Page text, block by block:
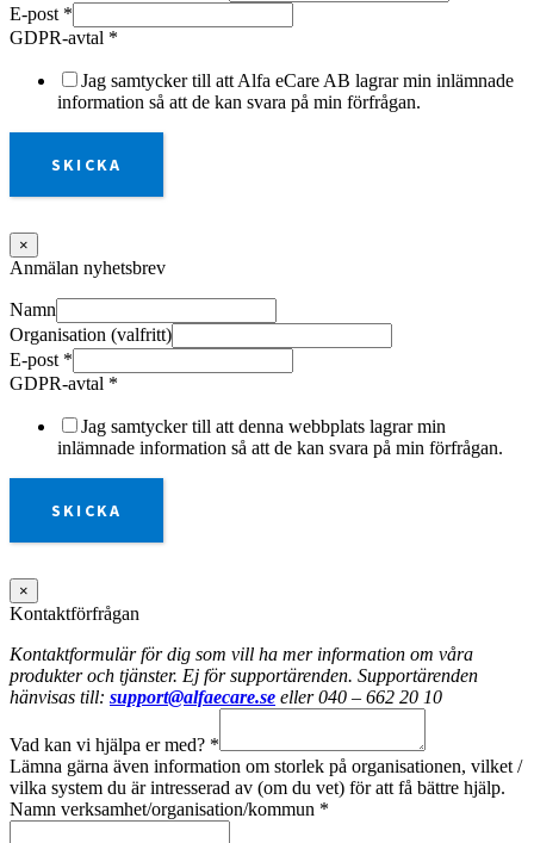
E-post *
GDPR-avtal *
Jag samtycker till att Alfa eCare AB lagrar min inlämnade
information så att de kan svara på min förfrågan.
SKICKA
×
Anmälan nyhetsbrev
Namn
Organisation (valfritt)
E-post *
GDPR-avtal *
Jag samtycker till att denna webbplats lagrar min
inlämnade information så att de kan svara på min förfrågan.
SKICKA
×
Kontaktförfrågan
Kontaktformulär för dig som vill ha mer information om våra
produkter och tjänster. Ej för supportärenden. Supportärenden
hänvisas till: support@alfaecare.se eller 040 – 662 20 10
Vad kan vi hjälpa er med? *
Lämna gärna även information om storlek på organisationen, vilket /
vilka system du är intresserad av (om du vet) för att få bättre hjälp.
Namn verksamhet/organisation/kommun *